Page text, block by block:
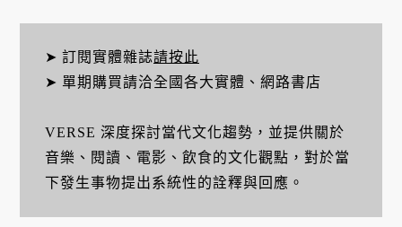
➤ 訂閱實體雜誌請按此
➤ 單期購買請洽全國各大實體、網路書店
VERSE 深度探討當代文化趨勢，並提供關於
音樂、閱讀、電影、飲食的文化觀點，對於當
下發生事物提出系統性的詮釋與回應。